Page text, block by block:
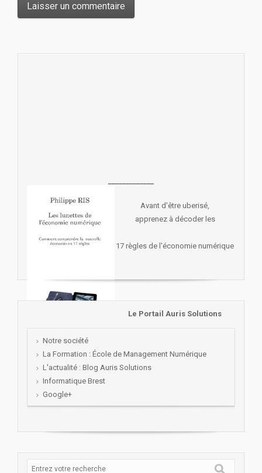
Avant d'être uberisé,
apprenez à décoder les
17 règles de l'économie numérique
Le Portail Auris Solutions
Notre société
La Formation : École de Management Numérique
L'actualité : Blog Auris Solutions
Informatique Brest
Google+